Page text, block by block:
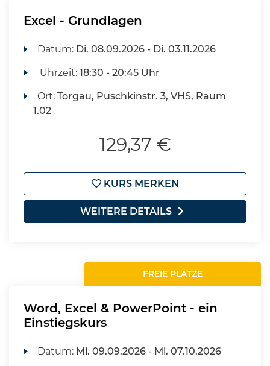
Excel - Grundlagen
Datum: Di. 08.09.2026 - Di. 03.11.2026
Uhrzeit:18:30 - 20:45 Uhr
Ort:Torgau, Puschkinstr. 3, VHS, Raum
1.02
129,37 €
KURS MERKEN
WEITERE DETAILS
FREIE PLÄTZE
Word, Excel & PowerPoint - ein
Einstiegskurs
Datum: Mi. 09.09.2026 - Mi. 07.10.2026